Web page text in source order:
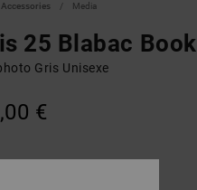
Media
25 Blabac Book
Gris Unisexe
€